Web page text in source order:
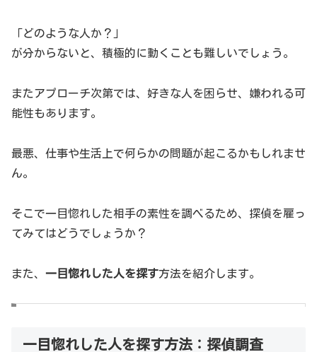
「どのような人か？」
が分からないと、積極的に動くことも難しいでしょう。
またアプローチ次第では、好きな人を困らせ、嫌われる可
能性もあります。
最悪、仕事や生活上で何らかの問題が起こるかもしれませ
ん。
そこで一目惚れした相手の素性を調べるため、探偵を雇っ
てみてはどうでしょうか？
また、 一目惚れした人を探す方法を紹介します。
一目惚れした人を探す方法：探偵調査